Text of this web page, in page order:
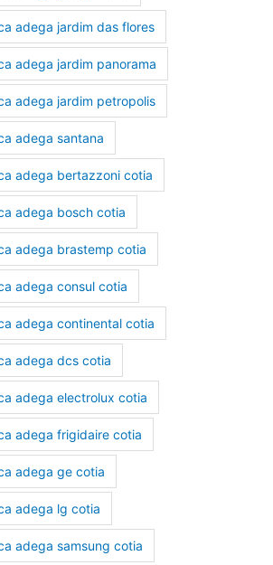
adega jardim das flores
adega jardim panorama
adega jardim petropolis
adega santana
adega bertazzoni cotia
adega bosch cotia
adega brastemp cotia
adega consul cotia
adega continental cotia
adega dcs cotia
adega electrolux cotia
adega frigidaire cotia
adega ge cotia
adega lg cotia
adega samsung cotia